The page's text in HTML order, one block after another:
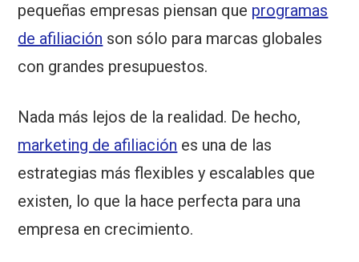
pequeñas empresas piensan que programas
de afiliación son sólo para marcas globales
con grandes presupuestos.
Nada más lejos de la realidad. De hecho,
marketing de afiliación es una de las
estrategias más flexibles y escalables que
existen, lo que la hace perfecta para una
empresa en crecimiento.